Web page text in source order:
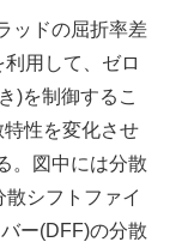
ッドの屈折率差
用して、ゼロ
)を制御するこ
性を変化させ
。図中には分散
シフトファイ
ー(DFF)の分散